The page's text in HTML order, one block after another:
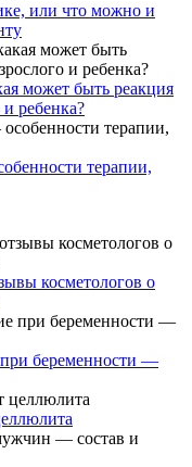
или что можно и
может быть реакция
ребенка?
терапии,
косметологов о
беременности —